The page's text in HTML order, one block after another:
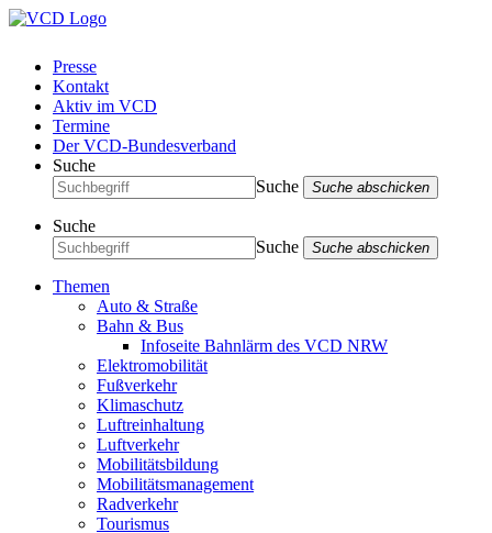
Presse
Kontakt
Aktiv im VCD
Termine
Der VCD-Bundesverband
Suche
Suche
Suche abschicken
Suche
Suche
Suche abschicken
Themen
Auto & Straße
Bahn & Bus
Infoseite Bahnlärm des VCD NRW
Elektromobilität
Fußverkehr
Klimaschutz
Luftreinhaltung
Luftverkehr
Mobilitätsbildung
Mobilitätsmanagement
Radverkehr
Tourismus